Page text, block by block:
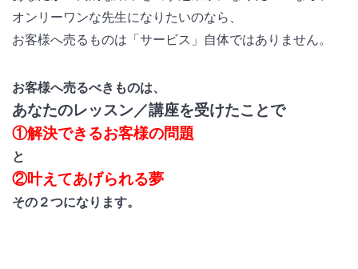
オンリーワンな先生になりたいのなら、
お客様へ売るものは「サービス」自体ではありません。
お客様へ売るべきものは、
あなたのレッスン／講座を受けたことで
①解決できるお客様の問題
と
②叶えてあげられる夢
その２つになります。